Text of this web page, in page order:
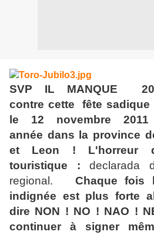
SVP IL MANQUE
contre cette fête sadique
le 12 novembre 2011
année dans la province
et Leon ! L'horreur
touristique : declarada
regional. Chaque fois
indignée est plus forte
dire NON ! NO ! NAO !
continuer à signer